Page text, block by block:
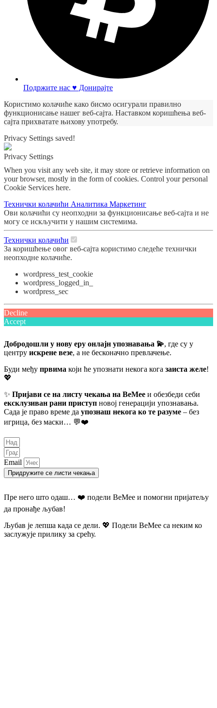
Подржите нас ♥ Донирајте
Користимо колачиће како бисмо осигурали правилно
функционисање нашег веб-сајта. Наставком коришћења веб-
сајта прихватате њихову употребу.
Privacy Settings saved!
Privacy Settings
When you visit any web site, it may store or retrieve information on
your browser, mostly in the form of cookies. Control your personal
Cookie Services here.
Технички колачићи Аналитика Маркетинг
Ови колачићи су неопходни за функционисање веб-сајта и не
могу се искључити у нашим системима.
Технички колачићи
За коришћење овог веб-сајта користимо следеће технички
неопходне колачиће.
wordpress_test_cookie
wordpress_logged_in_
wordpress_sec
Decline
Accept
Добродошли у нову еру онлајн упознавања 💫, где су у
центру искрене везе, а не бесконачно превлачење.
Буди међу првима који ће упознати некога кога заиста желе!
💖
✨ Пријави се на листу чекања на BeMee и обезбеди себи
ексклузиван рани приступ новој генерацији упознавања.
Сада је право време да упознаш некога ко те разуме – без
игрица, без маски… 💬❤️
Email
Придружите се листи чекања
Пре него што одаш… ❤️ подели BeMee и помогни пријатељу
да пронађе љубав!
Љубав је лепша када се дели. 💖 Подели BeMee са неким ко
заслужује прилику за срећу.